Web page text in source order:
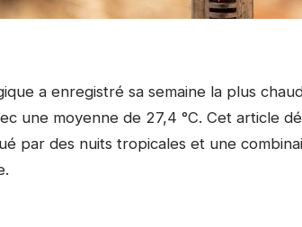
a enregistré sa semaine la plus
une moyenne de 27,4 °C. Cet article
par des nuits tropicales et une